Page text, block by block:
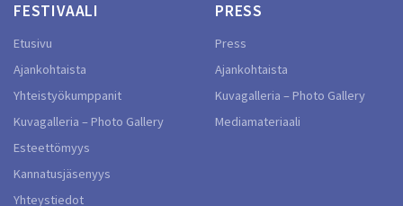
FESTIVAALI
Etusivu
Ajankohtaista
Yhteistyökumppanit
Kuvagalleria – Photo Gallery
Esteettömyys
Kannatusjäsenyys
Yhteystiedot
PRESS
Press
Ajankohtaista
Kuvagalleria – Photo Gallery
Mediamateriaali